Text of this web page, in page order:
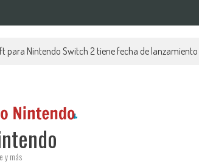
para Nintendo Switch 2 tiene fecha de lanzamiento
y más